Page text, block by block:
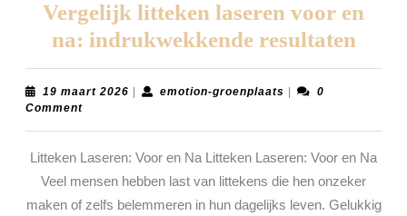
Vergelijk litteken laseren voor en
na: indrukwekkende resultaten
en
na:
19 maart 2026 19
emotion-groenplaatsemotion-
0
Comment
Litteken Laseren: Voor en Na Litteken Laseren: Voor en Na
Veel mensen hebben last van littekens die hen onzeker
maken of zelfs belemmeren in hun dagelijks leven. Gelukkig